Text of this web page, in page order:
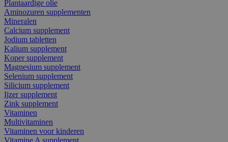
Plantaardige olie
Aminozuren supplementen
Mineralen
Calcium supplement
Jodium tabletten
Kalium supplement
Koper supplement
Magnesium supplement
Selenium supplement
Silicium supplement
Ijzer supplement
Zink supplement
Vitaminen
Multivitaminen
Vitaminen voor kinderen
Vitamine A supplement